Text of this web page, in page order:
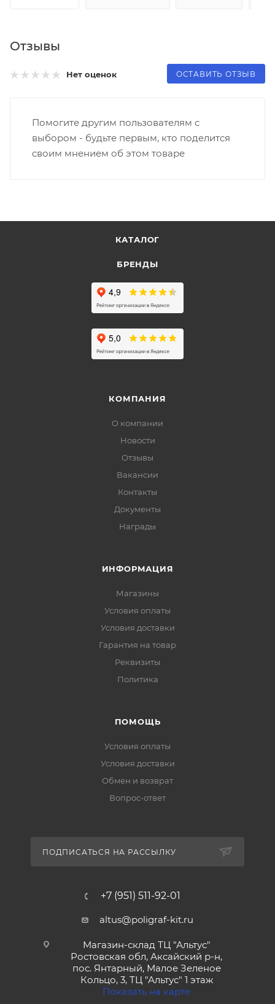
Отзывы
Нет оценок ОСТАВИТЬ ОТЗЫВ
Помогите другим пользователям с
выбором - будьте первым, кто поделится
своим мнением об этом товаре
КАТАЛОГ
БРЕНДЫ
КОМПАНИЯ
О компании
Новости
Отзывы
Вакансии
Контакты
Документы
Награды
ИНФОРМАЦИЯ
Магазины
Условия оплаты
Условия доставки
Гарантия на товар
Реквизиты
Политика
ПОМОЩЬ
Условия оплаты
Условия доставки
Обмен и возврат
Вопрос-ответ
ПОДПИСАТЬСЯ НА РАССЫЛКУ
+7 (951) 511-92-01
altus@poligraf-kit.ru
Магазин-склад ТЦ "Альтус"
Ростовская обл, Аксайский р-н,
пос. Янтарный, Малое Зеленое
Кольцо, 3, ТЦ "Альтус" 1 этаж
Показать на карте